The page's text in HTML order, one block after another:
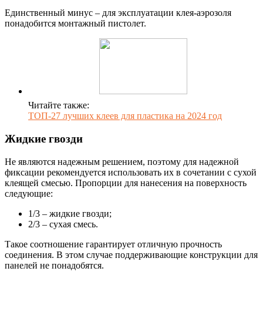
Единственный минус – для эксплуатации клея-аэрозоля
понадобится монтажный пистолет.
Читайте также:
ТОП-27 лучших клеев для пластика на 2024 год
Жидкие гвозди
Не являются надежным решением, поэтому для надежной
фиксации рекомендуется использовать их в сочетании с сухой
клеящей смесью. Пропорции для нанесения на поверхность
следующие:
1/3 – жидкие гвозди;
2/3 – сухая смесь.
Такое соотношение гарантирует отличную прочность
соединения. В этом случае поддерживающие конструкции для
панелей не понадобятся.